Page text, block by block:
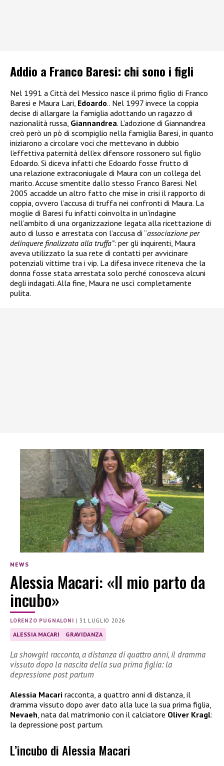
Addio a Franco Baresi: chi sono i figli
Nel 1991 a Città del Messico nasce il primo figlio di Franco
Baresi e Maura Lari, Edoardo.. Nel 1997 invece la coppia
decise di allargare la famiglia adottando un ragazzo di
nazionalità russa, Giannandrea. L’adozione di Giannandrea
creò però un pò di scompiglio nella famiglia Baresi, in quanto
iniziarono a circolare voci che mettevano in dubbio
l’effettiva paternità dell’ex difensore rossonero sul figlio
Edoardo. Si diceva infatti che Edoardo fosse frutto di
una relazione extraconiugale di Maura con un collega del
marito. Accuse smentite dallo stesso Franco Baresi. Nel
2005 accadde un altro fatto che mise in crisi il rapporto di
coppia, ovvero l’accusa di truffa nei confronti di Maura. La
moglie di Baresi fu infatti coinvolta in un’indagine
nell’ambito di una organizzazione legata alla ricettazione di
auto di lusso e arrestata con l’accusa di “associazione per
delinquere finalizzata alla truffa”: per gli inquirenti, Maura
aveva utilizzato la sua rete di contatti per avvicinare
potenziali vittime tra i vip. La difesa invece riteneva che la
donna fosse stata arrestata solo perché conosceva alcuni
degli indagati. Alla fine, Maura ne uscì completamente
pulita.
NEWS
Alessia Macari: «Il mio parto da
incubo»
LORENZO PUGNALONI |31 LUGLIO 2026
ALESSIA MACARI GRAVIDANZA
La showgirl racconta, a distanza di quattro anni, il dramma
vissuto dopo la nascita della sua prima figlia: la
depressione post partum
Alessia Macari racconta, a quattro anni di distanza, il
dramma vissuto dopo aver dato alla luce la sua prima figlia,
Nevaeh, nata dal matrimonio con il calciatore Oliver Kragl:
la depressione post partum.
L’incubo di Alessia Macari